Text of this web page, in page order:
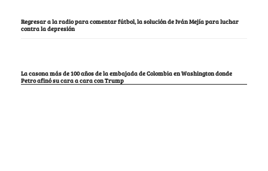
Regresar a la radio para comentar fútbol, la solución de Iván Mejía para luchar
contra la depresión
La casona más de 100 años de la embajada de Colombia en Washington donde
Petro afinó su cara a cara con Trump